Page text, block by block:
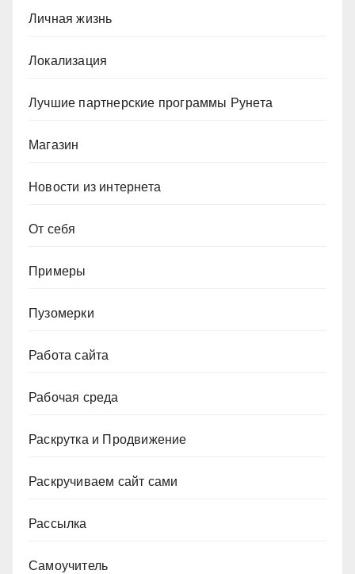
Личная жизнь
Локализация
Лучшие партнерские программы Рунета
Магазин
Новости из интернета
От себя
Примеры
Пузомерки
Работа сайта
Рабочая среда
Раскрутка и Продвижение
Раскручиваем сайт сами
Рассылка
Самоучитель